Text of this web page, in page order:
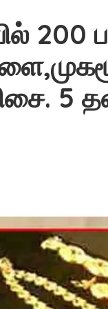
200
5